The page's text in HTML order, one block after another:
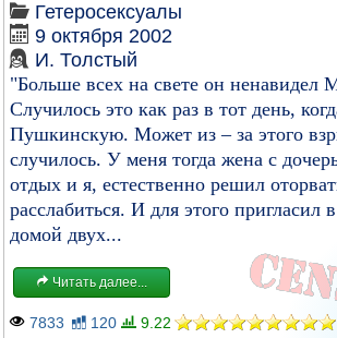
Гетеросексуалы
9 октября 2002
И. Толстый
"Больше всех на свете он ненавидел
Случилось это как раз в тот день,
Пушкинскую. Может из – за этого
случилось. У меня тогда жена с
отдых и я, естественно решил
расслабиться. И для этого пригласил
домой двух...
Читать далее...
7833 120 9.22